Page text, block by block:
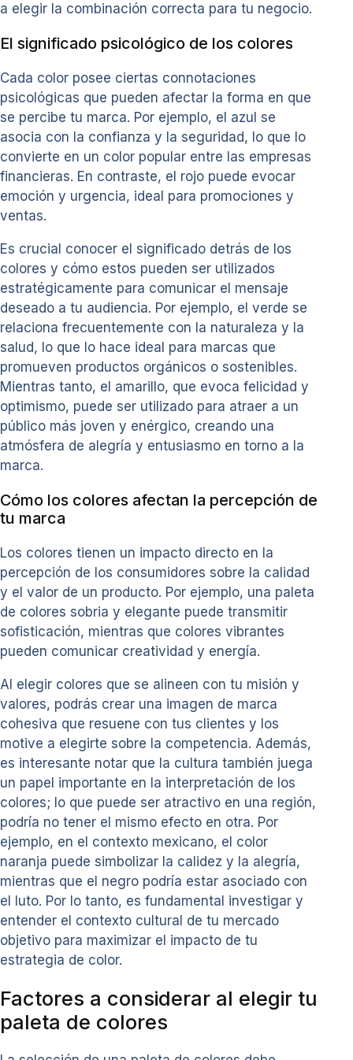
a elegir la combinación correcta para tu negocio.
El significado psicológico de los colores
Cada color posee ciertas connotaciones
psicológicas que pueden afectar la forma en que
se percibe tu marca. Por ejemplo, el azul se
asocia con la confianza y la seguridad, lo que lo
convierte en un color popular entre las empresas
financieras. En contraste, el rojo puede evocar
emoción y urgencia, ideal para promociones y
ventas.
Es crucial conocer el significado detrás de los
colores y cómo estos pueden ser utilizados
estratégicamente para comunicar el mensaje
deseado a tu audiencia. Por ejemplo, el verde se
relaciona frecuentemente con la naturaleza y la
salud, lo que lo hace ideal para marcas que
promueven productos orgánicos o sostenibles.
Mientras tanto, el amarillo, que evoca felicidad y
optimismo, puede ser utilizado para atraer a un
público más joven y enérgico, creando una
atmósfera de alegría y entusiasmo en torno a la
marca.
Cómo los colores afectan la percepción de
tu marca
Los colores tienen un impacto directo en la
percepción de los consumidores sobre la calidad
y el valor de un producto. Por ejemplo, una paleta
de colores sobria y elegante puede transmitir
sofisticación, mientras que colores vibrantes
pueden comunicar creatividad y energía.
Al elegir colores que se alineen con tu misión y
valores, podrás crear una imagen de marca
cohesiva que resuene con tus clientes y los
motive a elegirte sobre la competencia. Además,
es interesante notar que la cultura también juega
un papel importante en la interpretación de los
colores; lo que puede ser atractivo en una región,
podría no tener el mismo efecto en otra. Por
ejemplo, en el contexto mexicano, el color
naranja puede simbolizar la calidez y la alegría,
mientras que el negro podría estar asociado con
el luto. Por lo tanto, es fundamental investigar y
entender el contexto cultural de tu mercado
objetivo para maximizar el impacto de tu
estrategia de color.
Factores a considerar al elegir tu
paleta de colores